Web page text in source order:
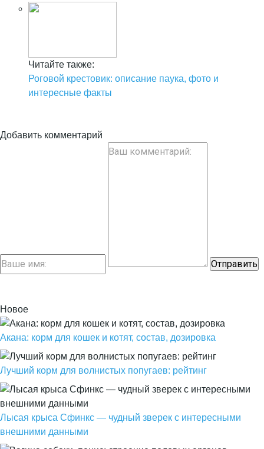
Читайте также:
Роговой крестовик: описание паука, фото и
интересные факты
Добавить комментарий
Новое
Акана: корм для кошек и котят, состав, дозировка
Лучший корм для волнистых попугаев: рейтинг
Лысая крыса Сфинкс — чудный зверек с интересными
внешними данными